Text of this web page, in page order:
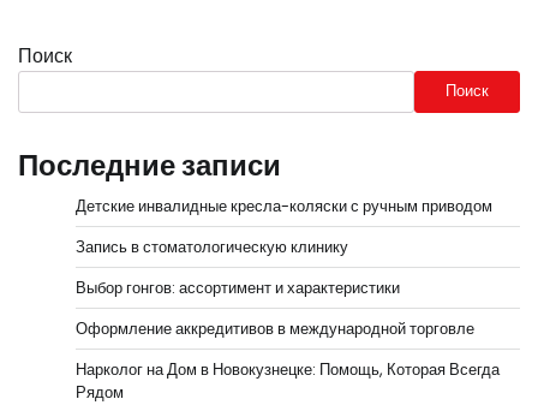
Поиск
Поиск
Последние записи
Детские инвалидные кресла-коляски с ручным приводом
Запись в стоматологическую клинику
Выбор гонгов: ассортимент и характеристики
Оформление аккредитивов в международной торговле
Нарколог на Дом в Новокузнецке: Помощь, Которая Всегда
Рядом